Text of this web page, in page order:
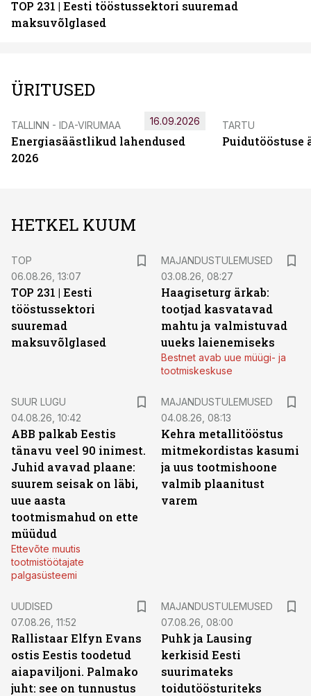
TOP 231 | Eesti tööstussektori suuremad
maksuvõlglased
ÜRITUSED
TALLINN - IDA-VIRUMAA
Energiasäästlikud lahendused
2026
16.09.2026 TARTU
Puidutööstuse
HETKEL KUUM
TOP
06.08.26, 13:07
TOP 231 | Eesti
tööstussektori
suuremad
maksuvõlglased
MAJANDUSTULEMUSED
03.08.26, 08:27
Haagiseturg ärkab:
tootjad kasvatavad
mahtu ja valmistuvad
uueks laienemiseks
Bestnet avab uue müügi- ja
tootmiskeskuse
SUUR LUGU
04.08.26, 10:42
ABB palkab Eestis
tänavu veel 90 inimest.
Juhid avavad plaane:
suurem seisak on läbi,
uue aasta
tootmismahud on ette
müüdud
Ettevõte muutis
tootmistöötajate
palgasüsteemi
MAJANDUSTULEMUSED
04.08.26, 08:13
Kehra metallitööstus
mitmekordistas kasumi
ja uus tootmishoone
valmib plaanitust
varem
UUDISED
07.08.26, 11:52
Rallistaar Elfyn Evans
ostis Eestis toodetud
aiapaviljoni. Palmako
juht: see on tunnustus
MAJANDUSTULEMUSED
07.08.26, 08:00
Puhk ja Lausing
kerkisid Eesti
suurimateks
toidutöösturiteks